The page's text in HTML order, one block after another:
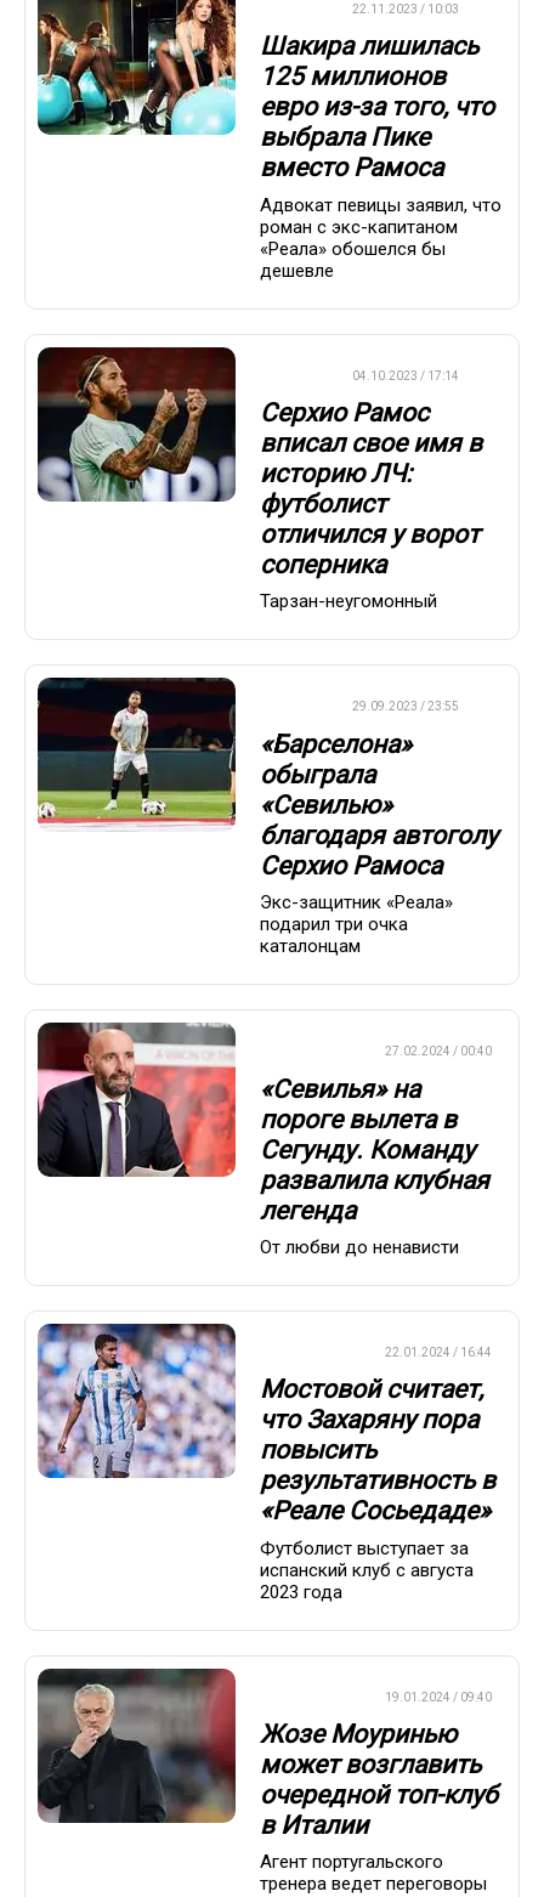
22.11.2023 / 10:03
Шакира лишилась
125 миллионов
евро из-за того, что
выбрала Пике
вместо Рамоса
Адвокат певицы заявил, что
роман с экс-капитаном
«Реала» обошелся бы
дешевле
04.10.2023 / 17:14
Серхио Рамос
вписал свое имя в
историю ЛЧ:
футболист
отличился у ворот
соперника
Тарзан-неугомонный
29.09.2023 / 23:55
«Барселона»
обыграла
«Севилью»
благодаря автоголу
Серхио Рамоса
Экс-защитник «Реала»
подарил три очка
каталонцам
27.02.2024 / 00:40
«Севилья» на
пороге вылета в
Сегунду. Команду
развалила клубная
легенда
От любви до ненависти
22.01.2024 / 16:44
Мостовой считает,
что Захаряну пора
повысить
результативность в
«Реале Сосьедаде»
Футболист выступает за
испанский клуб с августа
2023 года
19.01.2024 / 09:40
Жозе Моуринью
может возглавить
очередной топ-клуб
в Италии
Агент португальского
тренера ведет переговоры